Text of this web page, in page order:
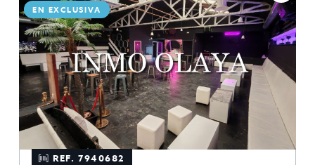
EN EXCLUSIVA
REF. 7940682